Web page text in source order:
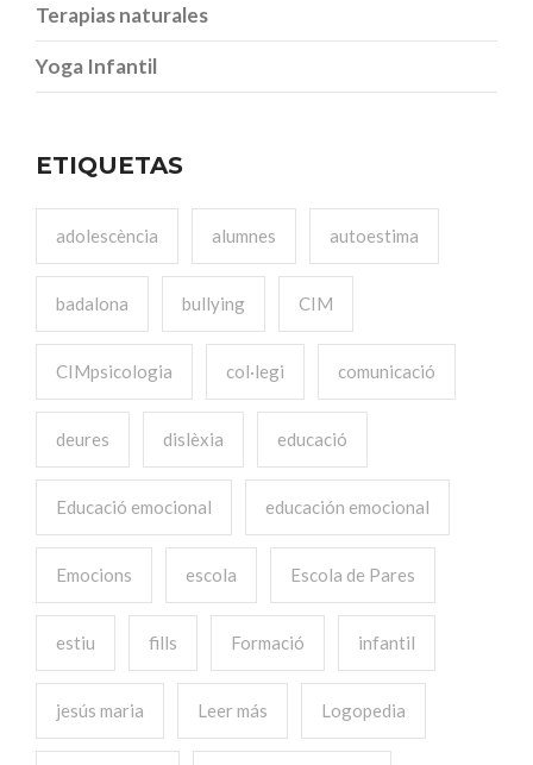
Terapias naturales
Yoga Infantil
ETIQUETAS
adolescència alumnes autoestima
badalona bullying CIM
CIMpsicologia col·legi comunicació
deures dislèxia educació
Educació emocional educación emocional
Emocions escola Escola de Pares
estiu fills Formació infantil
jesús maria Leer más Logopedia